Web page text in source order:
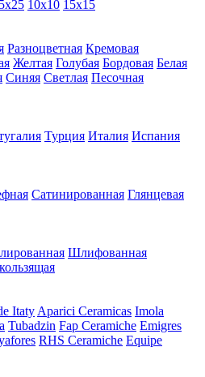
10х10 15х15
Разноцветная Кремовая
Желтая Голубая Бордовая Белая
Синяя Светлая Песочная
Турция Италия Испания
Сатинированная Глянцевая
Шлифованная
Itaty Aparici Ceramicas Imola
Tubadzin Fap Ceramiche Emigres
RHS Ceramiche Equipe